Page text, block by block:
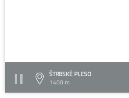
ŠTRBSKÉ PLESO
1400 m